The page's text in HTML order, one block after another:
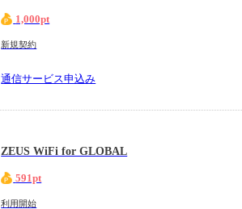
1,000pt
新規契約
通信サービス申込み
ZEUS WiFi for GLOBAL
591pt
利用開始